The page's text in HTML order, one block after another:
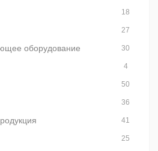
18
27
оборудование 30
4
50
36
41
25